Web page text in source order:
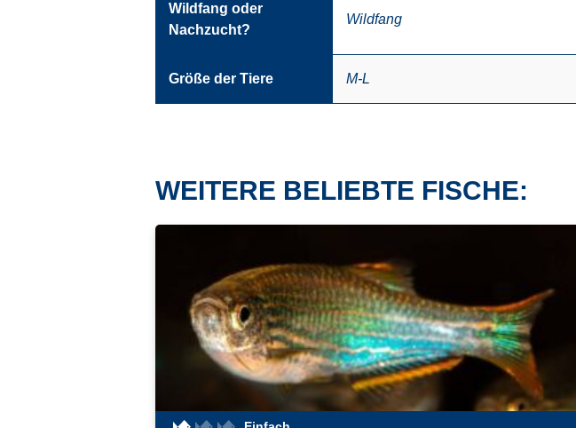
Wildfang oder
Nachzucht?
Wildfang
Größe der Tiere M-L
WEITERE BELIEBTE FISCHE: